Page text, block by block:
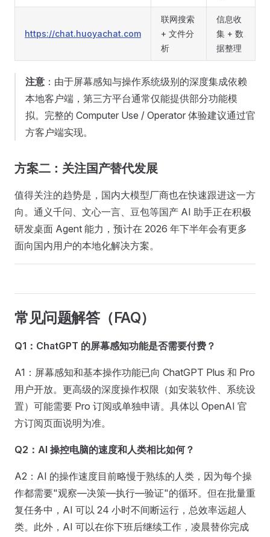
https://chat.huoyachat.com
联网搜索
+ 文件分
析
信息收
集 + 数
据整理
注意 ：由于屏幕感知与操作系统级别的深度集成依赖
本地客户端，第三方平台通常仅能提供部分功能模
拟。完整的 Computer Use / Operator 体验建议通过官
方客户端实现。
方案二：关注国产替代发展
值得关注的趋势是，国内大模型厂商也在快速跟进这一方
向。通义千问、文心一言、豆包等国产 AI 助手正在积极
研发桌面 Agent 能力，预计在 2026 年下半年会有更多
面向国内用户的本地化解决方案。
常见问题解答（FAQ）
Q1：ChatGPT 的屏幕感知功能是否需要付费？
A1：屏幕感知和基本操作功能已向 ChatGPT Plus 和 Pro
用户开放。更高级的深度操作权限（如安装软件、系统设
置）可能需要 Pro 订阅或单独申请。具体以 OpenAI 官
方订阅页面说明为准。
Q2：AI 操控电脑的速度和人类相比如何？
A2：AI 的操作速度目前略慢于熟练的人类，因为每个操
作都需要"观察—决策—执行—验证"的循环。但在批量重
复任务中，AI 可以 24 小时不间断运行，总效率远超人
类。此外，AI 可以在你下班后继续工作，凌晨替你完成